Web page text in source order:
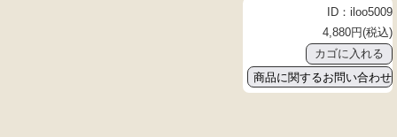
ID：iloo5009
4,880円(税込)
商品に関するお問い合わせ